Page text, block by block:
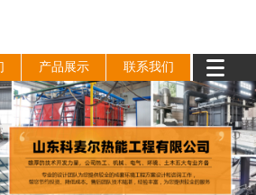
产品展示 联系我们